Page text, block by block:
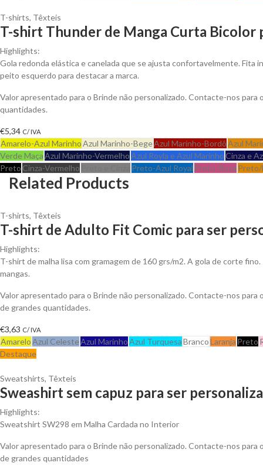
T-shirts, Têxteis
T-shirt Thunder de Manga Curta Bicolor
Highlights:
Gola redonda elástica e canelada que se ajusta confortavelmente. Fita
peito esquerdo para destacar a marca.
Valor apresentado para o Brinde não personalizado. Contacte-nos
quantidades.
€5,34 C/ IVA
Amarelo-Azul MarinhoAzul Marinho-BegeAzul Marinho-BordôAzul
Verde MaçaAzul Marinho-VermelhoAzul Royla e Azul Marinho Cinza e
Preto Cinza-Vermelho Preto-Azul Royal Preto-Rosa Preto/
Related Products
T-shirts, Têxteis
T-shirt de Adulto Fit Comic para ser
Highlights:
T-shirt de malha lisa com gramagem de 160 grs/m2. A gola de corte
mangas.
Valor apresentado para o Brinde não personalizado. Contacte-nos
de grandes quantidades.
€3,63 C/ IVA
AmareloAzul CelesteAzul MarinhoAzul TurquesaBrancoLaranja Preto
Destaque
Sweatshirts, Têxteis
Sweashirt sem capuz para ser
Highlights:
Sweatshirt SW298 em Malha Cardada no Interior
Valor apresentado para o Brinde não personalizado. Contacte-nos
de grandes quantidades